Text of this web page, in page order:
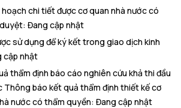
chi tiết được cơ quan nhà nước có
: Đang cập nhật
sử dụng để ký kết trong giao dịch kinh
cập nhật
thẩm định báo cáo nghiên cứu khả thi đầu
Thông báo kết quả thẩm định thiết kế cơ
nước có thẩm quyền: Đang cập nhật